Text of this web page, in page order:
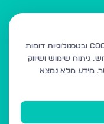
אתר רשות היחיד עושה שימוש בקבצי Cookie ובטכנולוגיות דומות
ניתוח שימוש ושיווק
מידע מלא נמצא